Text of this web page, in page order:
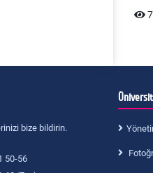
bize bildirin.
50-56